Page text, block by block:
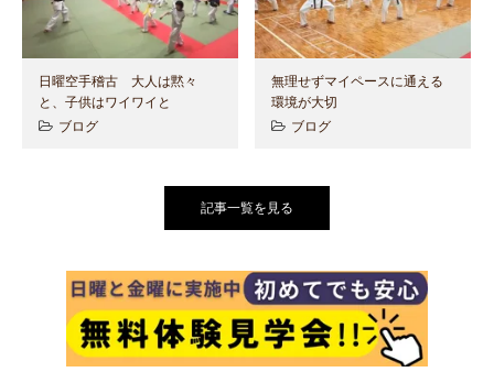
日曜空手稽古 大人は黙々
と、子供はワイワイと
ブログ
無理せずマイペースに通える
環境が大切
ブログ
記事一覧を見る